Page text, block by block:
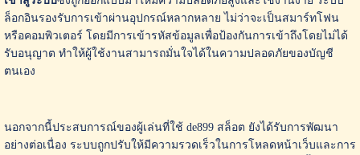
ล็อกอินรองรับการเข้าผ่านอุปกรณ์หลากหลาย ไม่ว่าจะเป็นสมาร์ทโฟน
หรือคอมพิวเตอร์ โดยมีการเข้ารหัสข้อมูลเพื่อป้องกันการเข้าถึงโดยไม่ได้
รับอนุญาต ทำให้ผู้ใช้งานสามารถมั่นใจได้ในความปลอดภัยของบัญชี
ตนเอง
นอกจากนี้ประสบการณ์ของผู้เล่นที่ใช้ de899 สล็อต ยังได้รับการพัฒนา
อย่างต่อเนื่อง ระบบถูกปรับให้มีความรวดเร็วในการโหลดหน้าเว็บและการ